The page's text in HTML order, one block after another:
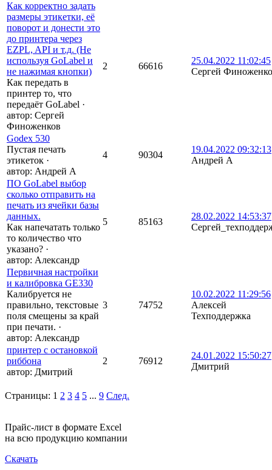
Как корректно задать
размеры этикетки, её
поворот и донести это
до принтера через
EZPL, API и т.д. (Не
используя GoLabel и
не нажимая кнопки)
Как передать в
принтер то, что
передаёт GoLabel ·
автор: Сергей
Финоженков
2 66616
25.04.2022 11:02:45
Сергей
Godex 530
Пустая печать
этикеток ·
автор: Андрей A
4 90304
19.04.2022 09:32:13
Андрей A
ПО GoLabel выбор
сколько отправить на
печать из ячейки базы
данных.
Как напечатать только
то количество что
указано? ·
автор: Александр
5 85163
28.02.2022 14:53:37
Первичная настройки
и калибровка GE330
Калибруется не
правильно, текстовые
поля смещены за край
при печати. ·
автор: Александр
3 74752
10.02.2022 11:29:56
Алексей
Техподдержка
принтер с остановкой
риббона
автор: Дмитрий
2 76912
24.01.2022 15:50:27
Дмитрий
Страницы: 1 2 3 4 5 ... 9 След.
Прайс-лист в формате Excel
на всю продукцию компании
Скачать